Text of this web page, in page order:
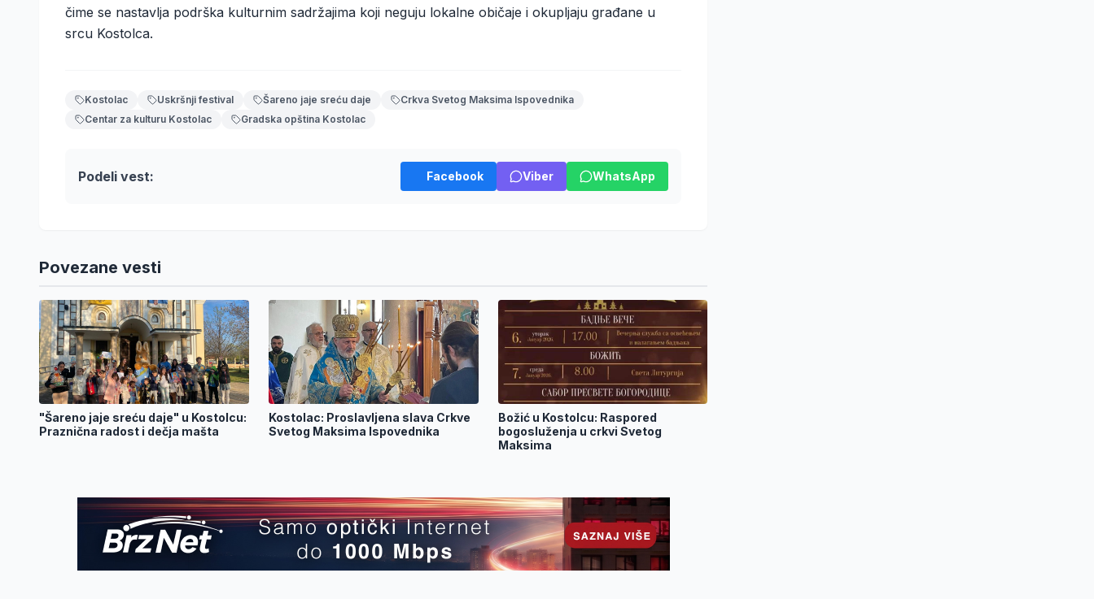
čime se nastavlja podrška kulturnim sadržajima koji neguju lokalne običaje i okupljaju građane u
srcu Kostolca.
Kostolac Uskršnji festival Šareno jaje sreću daje
Crkva Svetog Maksima Ispovednika
Centar za kulturu Kostolac
Gradska opština Kostolac
Podeli vest: Facebook Viber WhatsApp
Povezane vesti
"Šareno jaje sreću daje" u Kostolcu:
Praznična radost i dečja mašta
Kostolac: Proslavljena slava Crkve
Svetog Maksima Ispovednika
Božić u Kostolcu: Raspored
bogosluženja u crkvi Svetog
Maksima